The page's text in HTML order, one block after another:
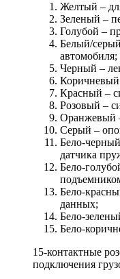
Желтый –
Зеленый –
Голубой –
Белый/
автомобиля;
Черный –
Коричневый
Красный –
Розовый –
Оранжевый
Серый –
Бело-
датчика
Бело-
Бело-
данных;
Бело-
Бело-
15-контактные
подключения